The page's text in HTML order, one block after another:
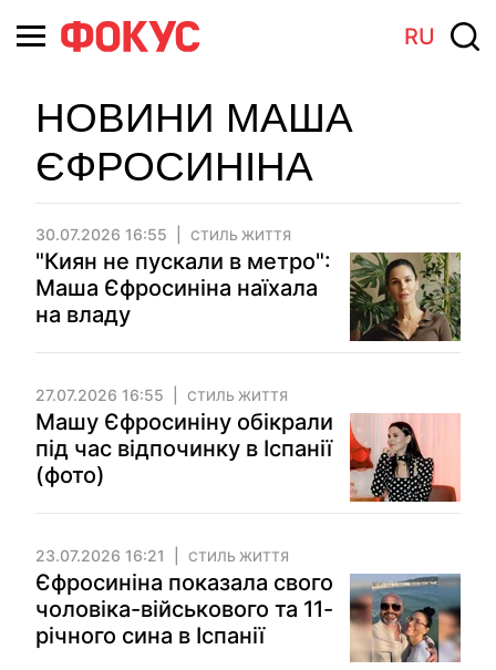
RU
НОВИНИ МАША
ЄФРОСИНІНА
30.07.2026 16:55 СТИЛЬ ЖИТТЯ
"Киян не пускали в метро":
Маша Єфросиніна наїхала
на владу
27.07.2026 16:55 СТИЛЬ ЖИТТЯ
Машу Єфросиніну обікрали
під час відпочинку в Іспанії
(фото)
23.07.2026 16:21 СТИЛЬ ЖИТТЯ
Єфросиніна показала свого
чоловіка-військового та 11-
річного сина в Іспанії